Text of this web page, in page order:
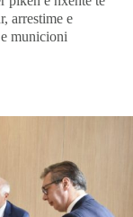
arrestime e
municioni